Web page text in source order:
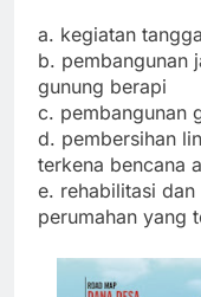
a. kegiatan
b. pembangunan
gunung berapi
c. pembangunan
d. pembersihan
terkena bencana
e. rehabilitasi
perumahan yang